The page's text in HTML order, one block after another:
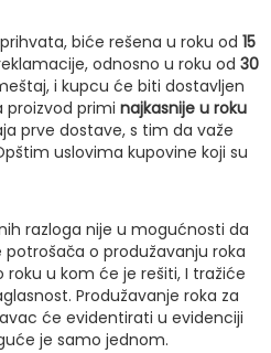
biće rešena u roku od 15
odnosno u roku od 30
i kupcu će biti dostavljen
proizvod primi najkasnije u roku
prve dostave, s tim da važe
uslovima kupovine koji su
razloga nije u mogućnosti da
o produžavanju roka
roku u kom će je rešiti, I tražiće
Produžavanje roka za
će evidentirati u evidenciji
je samo jednom.